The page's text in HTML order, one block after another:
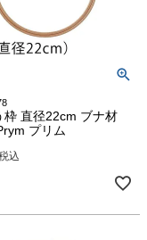
枠 直径22cm ブナ材
プリム
込